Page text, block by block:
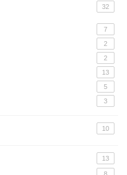
32
7
2
2
13
5
3
10
13